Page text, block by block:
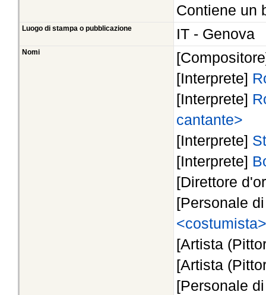
Contiene un
Luogo di stampa o pubblicazione IT - Genova
Nomi
[Interprete]
[Interprete]
cantante>
[Interprete]
[Interprete]
[Direttore
[Personale
<costumista>
[Artista
[Artista
[Personale